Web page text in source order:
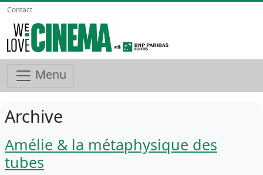
Contact
Menu
Archive
Amélie & la métaphysique des
tubes